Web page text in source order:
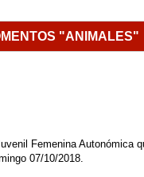
"ANIMALES"
Femenina Autonómica
07/10/2018.